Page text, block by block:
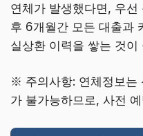
연체가 발생했다면, 우
후 6개월간 모든 대출과
실상환 이력을 쌓는 것이
※ 주의사항: 연체정보는
가 불가능하므로, 사전